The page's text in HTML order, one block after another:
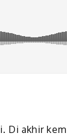
Di akhir